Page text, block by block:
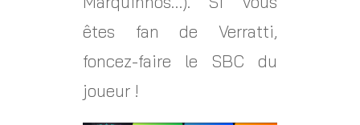
êtes fan de Verratti,
foncez-faire le SBC du
joueur !